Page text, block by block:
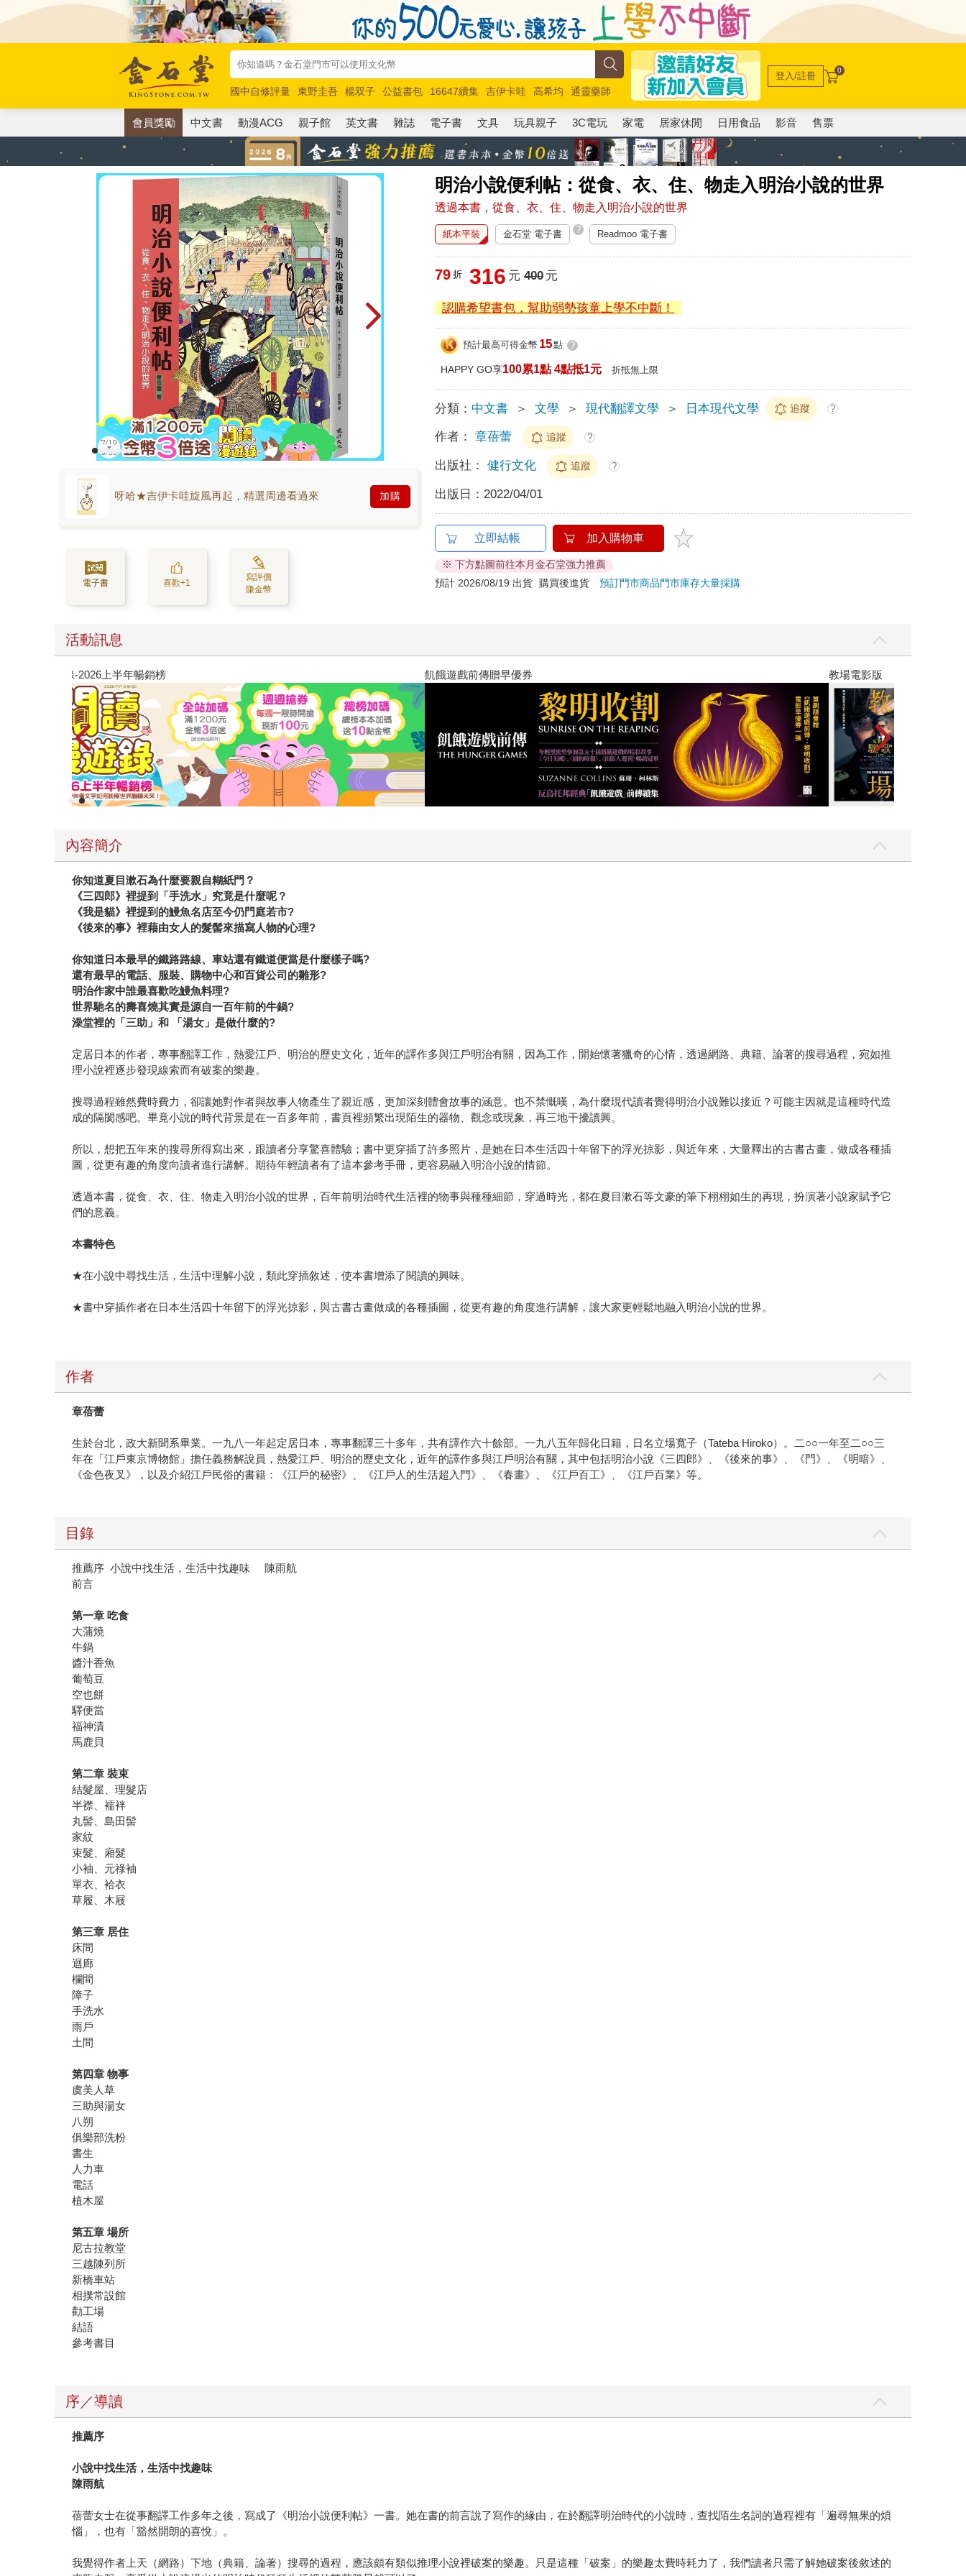
國中自修評量 東野圭吾 楊双子 公益書包 16647續集 吉伊卡哇 高希均
通靈藥師
唯紅花綻放
奧德賽 路邊攤新作 馬斯克 玩具總動員5 超慢跑
登入/註冊 0
會員獎勵 中文書 動漫ACG 親子館 英文書 雜誌 電子書 文具 玩具親子 3C電玩 家電 居家休閒 日用食品 影音 售票
明治小說便利帖：從食、衣、住、物走入明治小說的世界
透過本書，從食、衣、住、物走入明治小說的世界
呀哈★吉伊卡哇旋風再起，精選周邊看過來 加購
電子書 喜歡+1
寫評價
賺金幣
紙本平裝 金石堂 電子書 ? Readmoo 電子書
79 折 316 元 400元
認購希望書包，幫助弱勢孩童上學不中斷！
預計最高可得金幣 15點 ?
HAPPY GO享100累1點 4點抵1元 折抵無上限
分類： 中文書 ＞ 文學 ＞ 現代翻譯文學 ＞ 日本現代文學 追蹤 ?
作者： 章蓓蕾 追蹤 ?
出版社： 健行文化 追蹤 ?
出版日： 2022/04/01
立即結帳 加入購物車
※ 下方點圖前往本月金石堂強力推薦
預計 2026/08/19 出貨
購買後進貨預訂門市商品門市庫存大量採購
活動訊息
教場電影版 十字殺手【艾迪．弗林系列 前傳】
內容簡介
你知道夏目漱石為什麼要親自糊紙門？
《三四郎》裡提到「手洗水」究竟是什麼呢？
《我是貓》裡提到的鰻魚名店至今仍門庭若市?
《後來的事》裡藉由女人的髮髻來描寫人物的心理?
你知道日本最早的鐵路路線、車站還有鐵道便當是什麼樣子嗎?
還有最早的電話、服裝、購物中心和百貨公司的雛形?
明治作家中誰最喜歡吃鰻魚料理?
世界馳名的壽喜燒其實是源自一百年前的牛鍋?
澡堂裡的「三助」和 「湯女」是做什麼的?
定居日本的作者，專事翻譯工作，熱愛江戶、明治的歷史文化，近年的譯作多與江戶明治有關，因為工作，開始懷著獵奇的心情，透過網路、典籍、論著的搜尋過程，宛如推
理小說裡逐步發現線索而有破案的樂趣。
搜尋過程雖然費時費力，卻讓她對作者與故事人物產生了親近感，更加深刻體會故事的涵意。也不禁慨嘆，為什麼現代讀者覺得明治小說難以接近？可能主因就是這種時代造
成的隔閡感吧。畢竟小說的時代背景是在一百多年前，書頁裡頻繁出現陌生的器物、觀念或現象，再三地干擾讀興。
所以，想把五年來的搜尋所得寫出來，跟讀者分享驚喜體驗；書中更穿插了許多照片，是她在日本生活四十年留下的浮光掠影，與近年來，大量釋出的古書古畫，做成各種插
圖，從更有趣的角度向讀者進行講解。期待年輕讀者有了這本參考手冊，更容易融入明治小說的情節。
透過本書，從食、衣、住、物走入明治小說的世界，百年前明治時代生活裡的物事與種種細節，穿過時光，都在夏目漱石等文豪的筆下栩栩如生的再現，扮演著小說家賦予它
們的意義。
本書特色
★在小說中尋找生活，生活中理解小說，類此穿插敘述，使本書增添了閱讀的興味。
★書中穿插作者在日本生活四十年留下的浮光掠影，與古書古畫做成的各種插圖，從更有趣的角度進行講解，讓大家更輕鬆地融入明治小說的世界。
作者
章蓓蕾
生於台北，政大新聞系畢業。一九八一年起定居日本，專事翻譯三十多年，共有譯作六十餘部。一九八五年歸化日籍，日名立場寬子（Tateba Hiroko）。二○○一年至二○○三
年在「江戶東京博物館」擔任義務解說員，熱愛江戶、明治的歷史文化，近年的譯作多與江戶明治有關，其中包括明治小說《三四郎》、《後來的事》、《門》、《明暗》、
《金色夜叉》，以及介紹江戶民俗的書籍：《江戶的秘密》、《江戶人的生活超入門》、《春畫》、《江戶百工》、《江戶百業》等。
目錄
推薦序 小說中找生活，生活中找趣味 陳雨航
前言
第一章 吃食
大蒲燒
牛鍋
醬汁香魚
葡萄豆
空也餅
驛便當
福神漬
馬鹿貝
第二章 裝束
結髮屋、理髮店
半襟、襦袢
丸髻、島田髻
家紋
束髮、廂髮
小袖、元祿袖
單衣、袷衣
草履、木屐
第三章 居住
床間
迴廊
欄間
障子
手洗水
雨戶
土間
第四章 物事
虞美人草
三助與湯女
八朔
俱樂部洗粉
書生
人力車
電話
植木屋
第五章 場所
尼古拉教堂
三越陳列所
新橋車站
相撲常設館
勸工場
結語
參考書目
序／導讀
推薦序
小說中找生活，生活中找趣味
陳雨航
蓓蕾女士在從事翻譯工作多年之後，寫成了《明治小說便利帖》一書。她在書的前言說了寫作的緣由，在於翻譯明治時代的小說時，查找陌生名詞的過程裡有「遍尋無果的煩
惱」，也有「豁然開朗的喜悅」。
我覺得作者上天（網路）下地（典籍、論著）搜尋的過程，應該頗有類似推理小說裡破案的樂趣。只是這種「破案」的樂趣太費時耗力了，我們讀者只需了解她破案後敘述的